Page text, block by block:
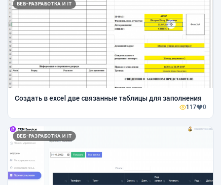
ВЕБ-РАЗРАБОТКА И IT
Создать в excel две связанные таблицы для заполнения
117 0
ВЕБ-РАЗРАБОТКА И IT